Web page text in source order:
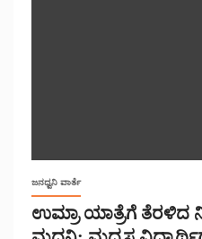
ಜನಧ್ವನಿ ವಾರ್ತೆ
ಉಮ್ರಾ ಯಾತ್ರೆಗೆ ತೆರಳಿದ